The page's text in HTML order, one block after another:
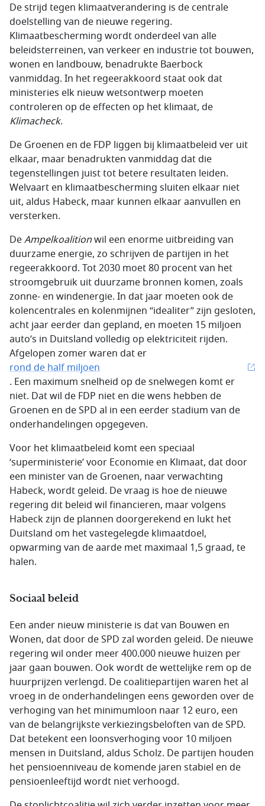
De strijd tegen klimaatverandering is de centrale
doelstelling van de nieuwe regering.
Klimaatbescherming wordt onderdeel van alle
beleidsterreinen, van verkeer en industrie tot bouwen,
wonen en landbouw, benadrukte Baerbock
vanmiddag. In het regeerakkoord staat ook dat
ministeries elk nieuw wetsontwerp moeten
controleren op de effecten op het klimaat, de
Klimacheck.
De Groenen en de FDP liggen bij klimaatbeleid ver uit
elkaar, maar benadrukten vanmiddag dat die
tegenstellingen juist tot betere resultaten leiden.
Welvaart en klimaatbescherming sluiten elkaar niet
uit, aldus Habeck, maar kunnen elkaar aanvullen en
versterken.
DeAmpelkoalitionwil een enorme uitbreiding van
duurzame energie, zo schrijven de partijen in het
regeerakkoord. Tot 2030 moet 80 procent van het
stroomgebruik uit duurzame bronnen komen, zoals
zonne- en windenergie. In dat jaar moeten ook de
kolencentrales en kolenmijnen “idealiter” zijn gesloten,
acht jaar eerder dan gepland, en moeten 15 miljoen
auto’s in Duitsland volledig op elektriciteit rijden.
Afgelopen zomer waren dat er
rond de half miljoen
. Een maximum snelheid op de snelwegen komt er
niet. Dat wil de FDP niet en die wens hebben de
Groenen en de SPD al in een eerder stadium van de
onderhandelingen opgegeven.
Voor het klimaatbeleid komt een speciaal
‘superministerie’ voor Economie en Klimaat, dat door
een minister van de Groenen, naar verwachting
Habeck, wordt geleid. De vraag is hoe de nieuwe
regering dit beleid wil financieren, maar volgens
Habeck zijn de plannen doorgerekend en lukt het
Duitsland om het vastegelegde klimaatdoel,
opwarming van de aarde met maximaal 1,5 graad, te
halen.
Sociaal beleid
Een ander nieuw ministerie is dat van Bouwen en
Wonen, dat door de SPD zal worden geleid. De nieuwe
regering wil onder meer 400.000 nieuwe huizen per
jaar gaan bouwen. Ook wordt de wettelijke rem op de
huurprijzen verlengd. De coalitiepartijen waren het al
vroeg in de onderhandelingen eens geworden over de
verhoging van het minimumloon naar 12 euro, een
van de belangrijkste verkiezingsbeloften van de SPD.
Dat betekent een loonsverhoging voor 10 miljoen
mensen in Duitsland, aldus Scholz. De partijen houden
het pensioenniveau de komende jaren stabiel en de
pensioenleeftijd wordt niet verhoogd.